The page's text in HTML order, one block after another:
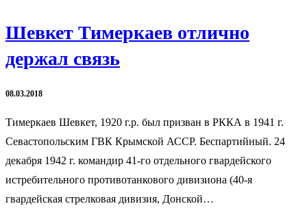
Шевкет Тимеркаев отлично
держал связь
08.03.2018
Тимеркаев Шевкет, 1920 г.р. был призван в РККА в 1941 г.
Севастопольским ГВК Крымской АССР. Беспартийный. 24
декабря 1942 г. командир 41-го отдельного гвардейского
истребительного противотанкового дивизиона (40-я
гвардейская стрелковая дивизия, Донской…